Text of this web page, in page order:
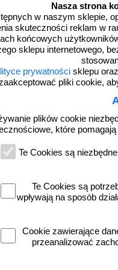
Nasza strona
w naszym sklepie,
skuteczności reklam w
końcowych
sklepu internetowego,
prywatności sklepu
pliki cookie,
plików cookie
które
Te Cookies są
Te Cookies są
wpływają na sposób
Cookie zawierające
przeanalizować
własny wzór - GL999a